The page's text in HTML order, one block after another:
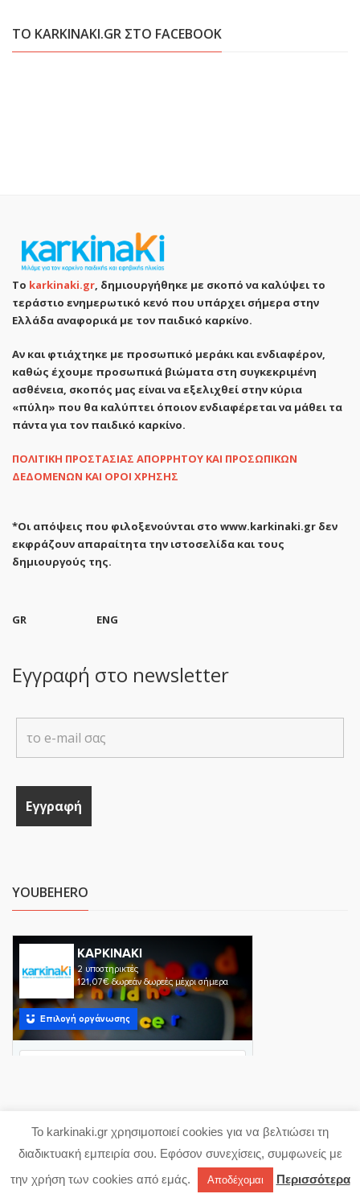
ΤΟ KARKINAKI.GR ΣΤΟ FACEBOOK
Το karkinaki.gr, δημιουργήθηκε με σκοπό να καλύψει το
τεράστιο ενημερωτικό κενό που υπάρχει σήμερα στην
Ελλάδα αναφορικά με τον παιδικό καρκίνο.
Αν και φτιάχτηκε με προσωπικό μεράκι και ενδιαφέρον,
καθώς έχουμε προσωπικά βιώματα στη συγκεκριμένη
ασθένεια, σκοπός μας είναι να εξελιχθεί στην κύρια
«πύλη» που θα καλύπτει όποιον ενδιαφέρεται να μάθει τα
πάντα για τον παιδικό καρκίνο.
ΠΟΛΙΤΙΚΗ ΠΡΟΣΤΑΣΙΑΣ ΑΠΟΡΡΗΤΟΥ ΚΑΙ ΠΡΟΣΩΠΙΚΩΝ
ΔΕΔΟΜΕΝΩΝ ΚΑΙ ΟΡΟΙ ΧΡΗΣΗΣ
*Οι απόψεις που φιλοξενούνται στο www.karkinaki.gr δεν
εκφράζουν απαραίτητα την ιστοσελίδα και τους
δημιουργούς της.
GR ENG
Εγγραφή στο newsletter
YOUBEHERO
Copyright 2023 karkinaki.gr
Powered with ♥ byproDigi
Το karkinaki.gr χρησιμοποιεί cookies για να βελτιώσει τη
διαδικτυακή εμπειρία σου. Εφόσον συνεχίσεις, συμφωνείς με
την χρήση των cookies από εμάς.
Αποδέχομαι Περισσότερα